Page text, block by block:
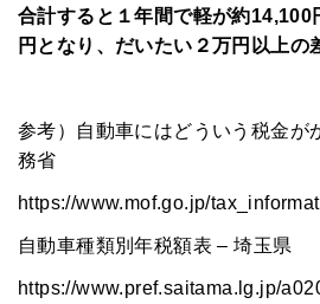
ペット
合計すると１年間で軽が約14,100
円となり、だいたい２万円以上の
参考）自動車にはどういう税金が
務省
https://www.mof.go.jp/
自動車種類別年税額表 – 埼玉県
https://www.pref.saitama.lg.jp/